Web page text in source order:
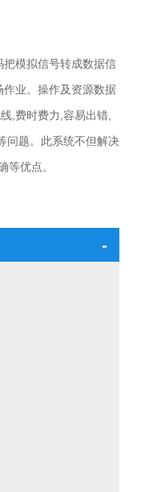
模拟信号转成数据信
业。操作及资源数据
,费时费力,容易出错,
问题。此系统不但解决
等优点。